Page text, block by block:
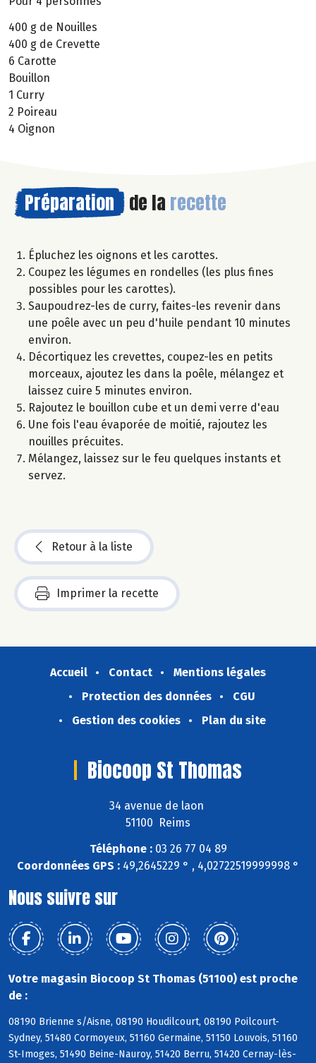
400 g de Nouilles
400 g de Crevette
6 Carotte
Bouillon
1 Curry
2 Poireau
4 Oignon
Préparation de la recette
Épluchez les oignons et les carottes.
Coupez les légumes en rondelles (les plus fines
possibles pour les carottes).
Saupoudrez-les de curry, faites-les revenir dans
une poêle avec un peu d'huile pendant 10 minutes
environ.
Décortiquez les crevettes, coupez-les en petits
morceaux, ajoutez les dans la poêle, mélangez et
laissez cuire 5 minutes environ.
Rajoutez le bouillon cube et un demi verre d'eau
Une fois l'eau évaporée de moitié, rajoutez les
nouilles précuites.
Mélangez, laissez sur le feu quelques instants et
servez.
Retour à la liste
Imprimer la recette
Accueil Contact
Mentions légales
Protection des données
CGU
Gestion des cookies
Plan du site
Biocoop St Thomas
34 avenue de laon
51100 Reims
Téléphone :03 26 77 04 89
Coordonnées GPS : 49,2645229 ° , 4,02722519999998 °
Nous suivre sur
Votre magasin Biocoop St Thomas (51100) est proche
de :
08190 Brienne s/Aisne, 08190 Houdilcourt, 08190 Poilcourt-
Sydney, 51480 Cormoyeux, 51160 Germaine, 51150 Louvois, 51160
St-Imoges, 51490 Beine-Nauroy, 51420 Berru, 51420 Cernay-lès-